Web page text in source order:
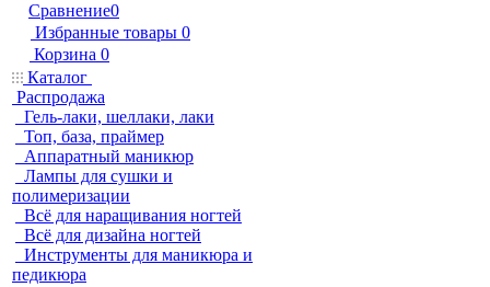
Сравнение0
Избранные товары 0
Корзина 0
Каталог
Распродажа
Гель-лаки, шеллаки, лаки
Топ, база, праймер
Аппаратный маникюр
Лампы для сушки и
полимеризации
Всё для наращивания ногтей
Всё для дизайна ногтей
Инструменты для маникюра и
педикюра